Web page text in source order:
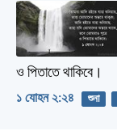
ও পিতাতে থাকিবে।
১ যোহন ২:২৪ শুনা